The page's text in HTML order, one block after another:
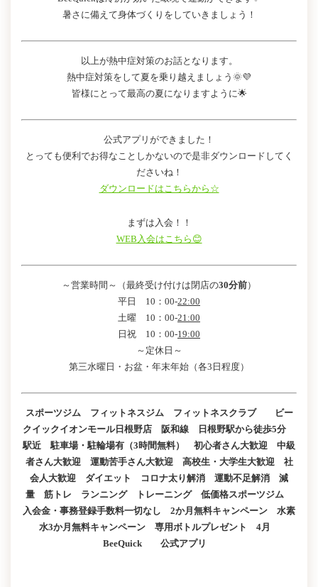
暑さに備えて身体づくりをしていきましょう！
以上が熱中症対策のお話となります。
熱中症対策をして夏を乗り越えましょう🌞💜
皆様にとって最高の夏になりますように🌟
公式アプリができました！
とっても便利でお得なことしかないので是非ダウンロードしてく
ださいね！
ダウンロードはこちらから☆
まずは入会！！
WEB入会はこちら😊
～営業時間～（最終受け付けは閉店の30分前）
平日 10：00-22:00
土曜 10：00-21:00
日祝 10：00-19:00
～定休日～
第三水曜日・お盆・年末年始（各3日程度）
スポーツジム フィットネスジム フィットネスクラブ ビー
クイックイオンモール日根野店 阪和線 日根野駅から徒歩5分
駅近 駐車場・駐輪場有（3時間無料） 初心者さん大歓迎 中級
者さん大歓迎 運動苦手さん大歓迎 高校生・大学生大歓迎 社
会人大歓迎 ダイエット コロナ太り解消 運動不足解消 減
量 筋トレ ランニング トレーニング 低価格スポーツジム
入会金・事務登録手数料一切なし 2か月無料キャンペーン 水素
水3か月無料キャンペーン 専用ボトルプレゼント 4月
BeeQuick 公式アプリ